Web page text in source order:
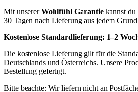
Mit unsererWohlfühl Garantie kannst du
30 Tagen nach Lieferung aus jedem
Kostenlose Standardlieferung: 1–2
Die kostenlose Lieferung gilt für die
Deutschlands und Österreichs. Unsere
Bestellung gefertigt.
Bitte beachte: Wir liefern nicht an